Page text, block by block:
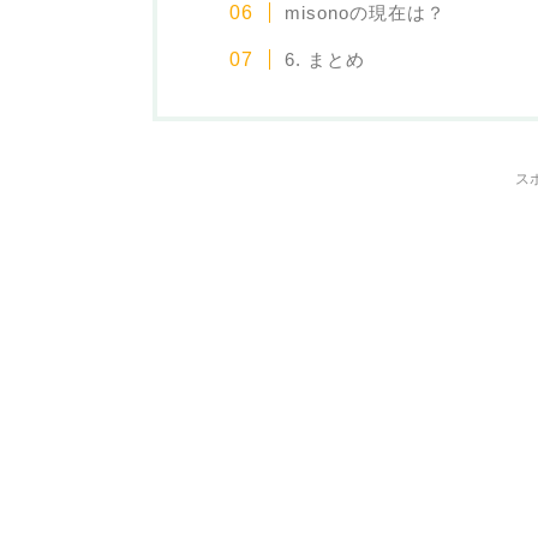
misonoの現在は？
6. まとめ
ス